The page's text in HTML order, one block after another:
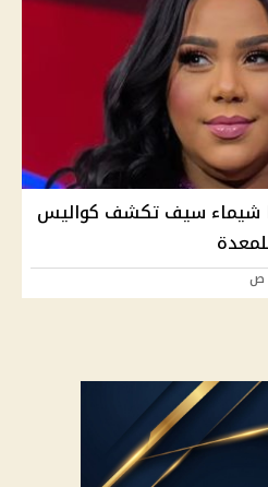
وزنها شيماء سيف تكشف كواليس